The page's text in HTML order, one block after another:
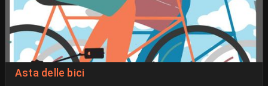
Asta delle bici